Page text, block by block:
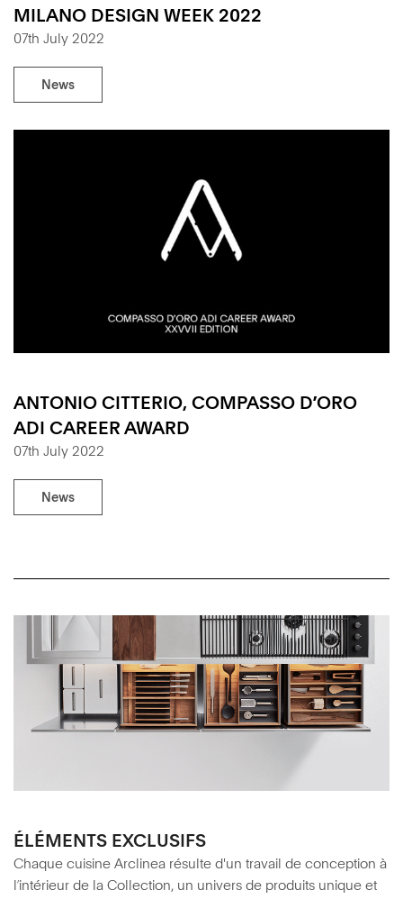
MILANO DESIGN WEEK 2022
07th July 2022
News
ANTONIO CITTERIO, COMPASSO D’ORO
ADI CAREER AWARD
07th July 2022
News
ÉLÉMENTS EXCLUSIFS
Chaque cuisine Arclinea résulte d'un travail de conception à
l’intérieur de la Collection, un univers de produits unique et